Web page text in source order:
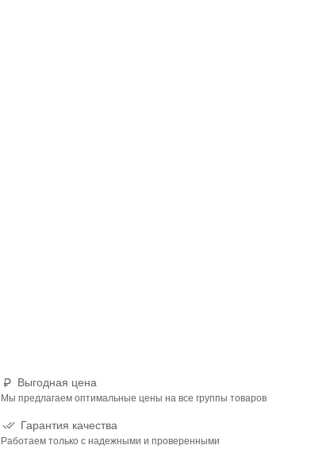
Выгодная цена
Мы предлагаем оптимальные цены на все группы товаров
Гарантия качества
Работаем только с надежными и проверенными